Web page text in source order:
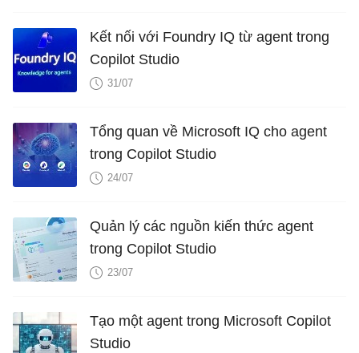
Kết nối với Foundry IQ từ agent trong
Copilot Studio
31/07
Tổng quan về Microsoft IQ cho agent
trong Copilot Studio
24/07
Quản lý các nguồn kiến ​​thức agent
trong Copilot Studio
23/07
Tạo một agent trong Microsoft Copilot
Studio